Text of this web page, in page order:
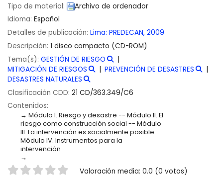
Tipo de material:
Archivo de ordenador
Idioma: Español
Detalles de publicación: Lima: PREDECAN, 2009
Descripción: 1 disco compacto (CD-ROM)
Tema(s): GESTIÓN DE RIESGO
MITIGACIÓN DE RIESGOS
PREVENCIÓN DE DESASTRES
DESASTRES NATURALES
Clasificación CDD: 21 CD/363.349/C6
Contenidos:
Módulo I. Riesgo y desastre -- Módulo II. El
riesgo como construcción social -- Módulo
III. La intervención es socialmente posible --
Módulo IV. Instrumentos para la
intervención
Valoración Valoración media: 0.0 (0 votos)